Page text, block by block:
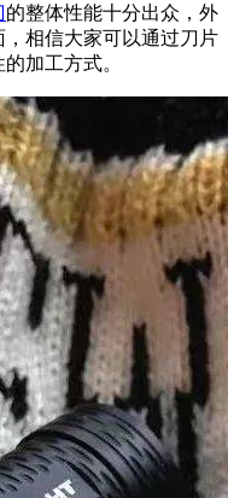
的整体性能十分出众，外
，相信大家可以通过刀片
加工方式。